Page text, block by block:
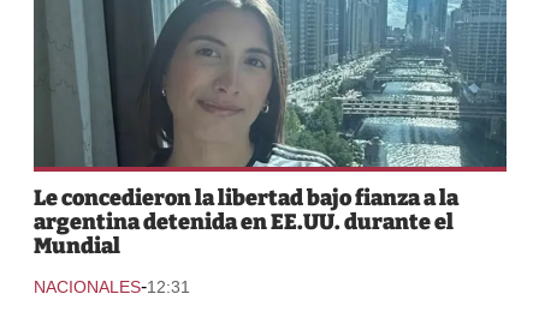
Le concedieron la libertad bajo fianza a la
argentina detenida en EE.UU. durante el
Mundial
NACIONALES-12:31